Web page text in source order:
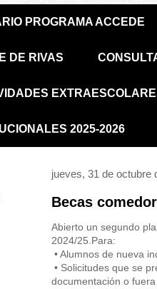
PROGRAMA ACCEDE
DE RIVAS
2025-2026
jueves, 31 de octubre
Becas
Abierto un segundo
2024/25.Para:
• Alumnos de nueva
• Solicitudes que se
documentación o